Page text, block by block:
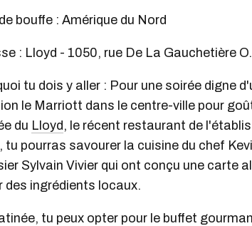
bouffe : Amérique du Nord
: Lloyd - 1050, rue De La Gauchetière
tu dois y aller : Pour une soirée digne
le Marriott dans le centre-ville pour
du Lloyd , le récent restaurant de
tu pourras savourer la cuisine du chef
Sylvain Vivier qui ont conçu une carte
des ingrédients locaux.
tu peux opter pour le buffet